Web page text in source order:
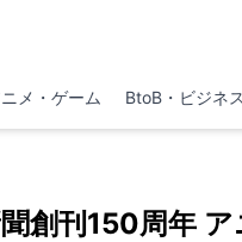
メ・ゲーム BtoB・ビジネス
創刊150周年